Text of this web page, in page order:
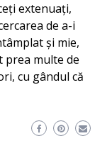
extenuați,
de a-i
și mie,
prea multe de
cu gândul că